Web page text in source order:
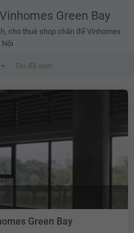
Green Bay
cho thuê shop chân đế Vinhomes
Nội
Tin đã xem
Green Bay